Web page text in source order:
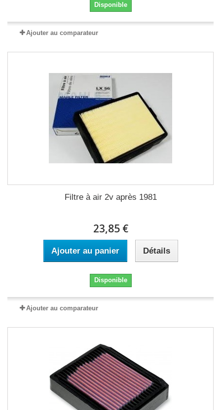
Disponible
Ajouter au comparateur
Filtre à air 2v après 1981
23,85 €
Ajouter au panier Détails
Disponible
Ajouter au comparateur